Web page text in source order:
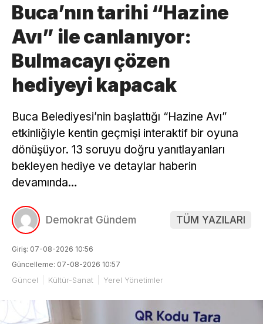
Buca’nın tarihi “Hazine
Avı” ile canlanıyor:
Bulmacayı çözen
hediyeyi kapacak
Buca Belediyesi’nin başlattığı “Hazine Avı”
etkinliğiyle kentin geçmişi interaktif bir oyuna
dönüşüyor. 13 soruyu doğru yanıtlayanları
bekleyen hediye ve detaylar haberin
devamında…
Demokrat Gündem TÜM YAZILARI
Giriş: 07-08-2026 10:56
Güncelleme: 07-08-2026 10:57
Güncel Kültür-Sanat Yerel Yönetimler